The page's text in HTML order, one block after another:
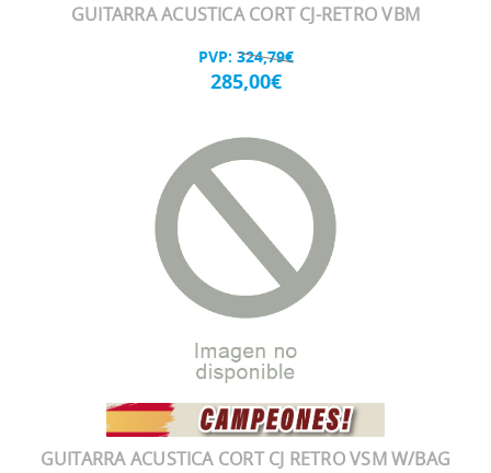
GUITARRA ACUSTICA CORT CJ-RETRO VBM
PVP: 324,79€
285,00€
GUITARRA ACUSTICA CORT CJ RETRO VSM W/BAG